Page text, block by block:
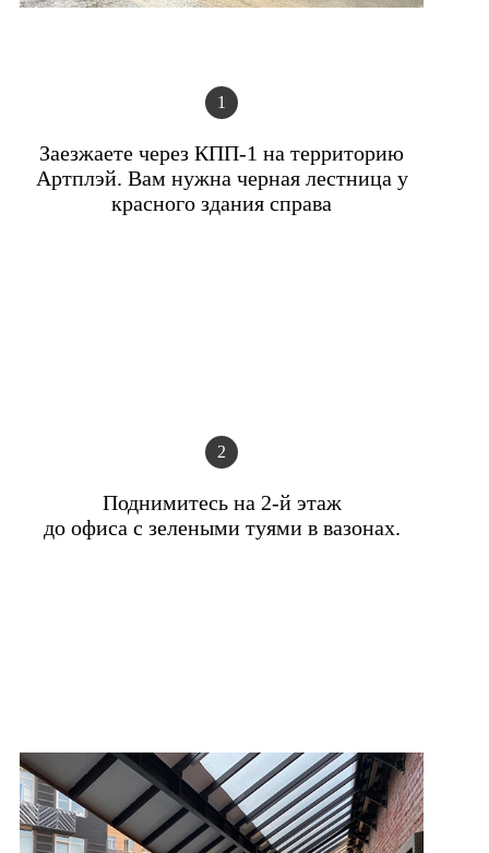
1
Заезжаете через КПП-1 на территорию
Артплэй. Вам нужна черная лестница у
красного здания справа
2
Поднимитесь на 2-й этаж
до офиса с зелеными туями в вазонах.